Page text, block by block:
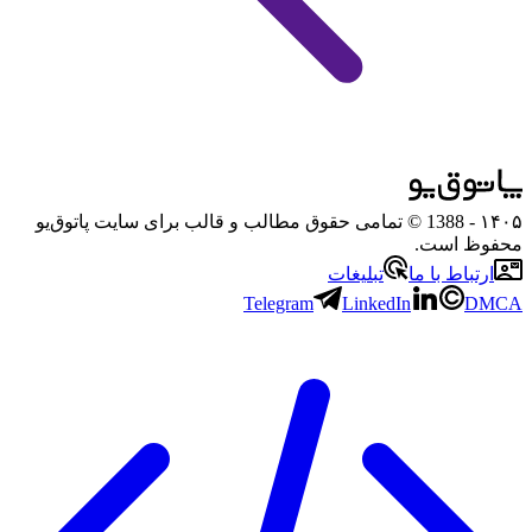
۱۴۰۵
- 1388 © تمامی حقوق مطالب و قالب برای سایت پاتوق‌یو
محفوظ است.
ارتباط با ما
تبلیغات
Telegram
LinkedIn DMCA